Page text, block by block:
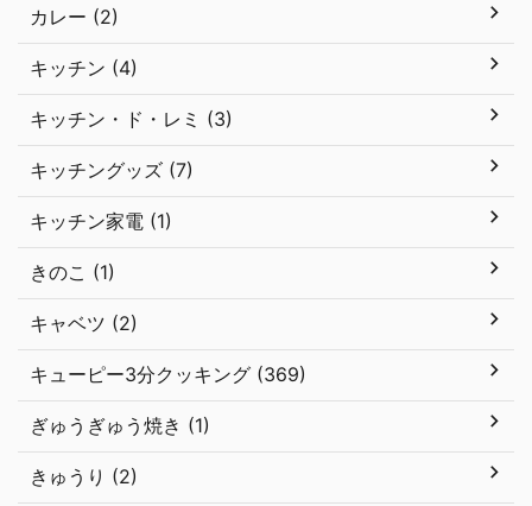
カレー (2)
キッチン (4)
キッチン・ド・レミ (3)
キッチングッズ (7)
キッチン家電 (1)
きのこ (1)
キャベツ (2)
キューピー3分クッキング (369)
ぎゅうぎゅう焼き (1)
きゅうり (2)